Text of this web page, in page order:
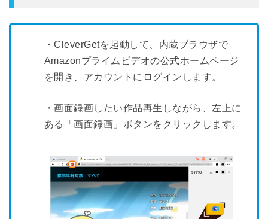
・CleverGetを起動して、内蔵ブラウザで
Amazonプライムビデオの公式ホームページ
を開き、アカウントにログインします。
・画面録画したい作品再生しながら、左上に
ある「画面録画」ボタンをクリックします。